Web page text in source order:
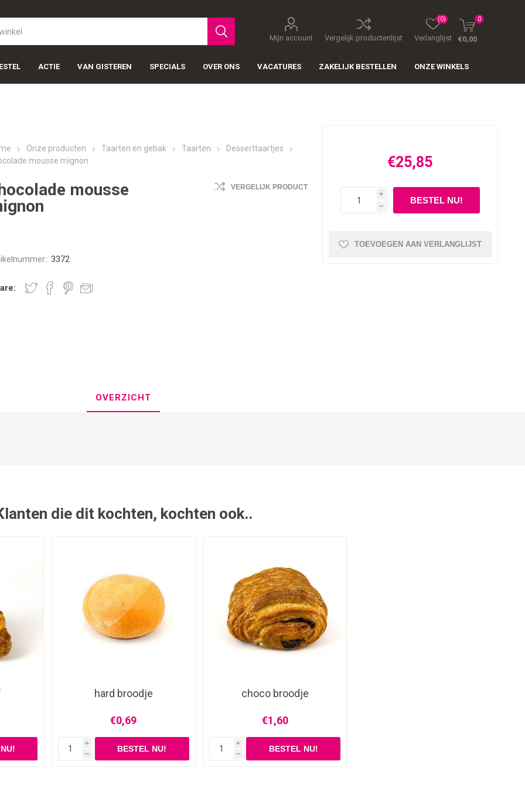
Mijn account Vergelijk productenlijst Verlanglijst
(0) 0
€0,00
ACTIE VAN GISTEREN SPECIALS OVER ONS VACATURES ZAKELIJK BESTELLEN ONZE WINKELS
Onze producten Taarten en gebak Taarten
Desserttaartjes
mousse mignon
mousse
VERGELIJK PRODUCT
3372
€25,85
i
h
TOEVOEGEN AAN VERLANGLIJST
OVERZICHT
die dit kochten, kochten ook..
hard broodje
€0,69
i
h
choco broodje
€1,60
i
h